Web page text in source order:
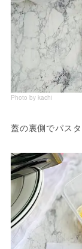
Photo by kachi
蓋の裏側でパス